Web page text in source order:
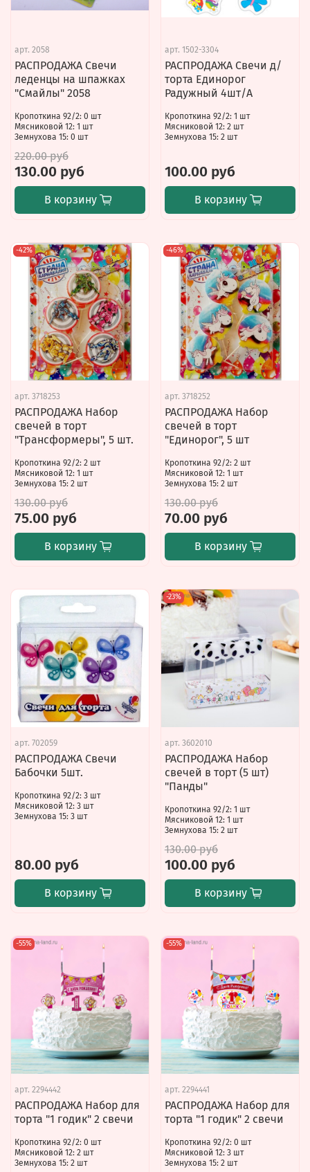
арт. 2058
РАСПРОДАЖА Свечи
леденцы на шпажках
"Смайлы" 2058
Кропоткина 92/2: 0 шт
Мясниковой 12: 1 шт
Земнухова 15: 0 шт
220.00 руб
130.00 руб
В корзину
арт. 1502-3304
РАСПРОДАЖА Свечи д/
торта Единорог
Радужный 4шт/A
Кропоткина 92/2: 1 шт
Мясниковой 12: 2 шт
Земнухова 15: 2 шт
100.00 руб
В корзину
-42%
арт. 3718253
РАСПРОДАЖА Набор
свечей в торт
"Трансформеры", 5 шт.
Кропоткина 92/2: 2 шт
Мясниковой 12: 1 шт
Земнухова 15: 2 шт
130.00 руб
75.00 руб
В корзину
-46%
арт. 3718252
РАСПРОДАЖА Набор
свечей в торт
"Единорог", 5 шт
Кропоткина 92/2: 2 шт
Мясниковой 12: 1 шт
Земнухова 15: 2 шт
130.00 руб
70.00 руб
В корзину
арт. 702059
РАСПРОДАЖА Свечи
Бабочки 5шт.
Кропоткина 92/2: 3 шт
Мясниковой 12: 3 шт
Земнухова 15: 3 шт
80.00 руб
В корзину
-23%
арт. 3602010
РАСПРОДАЖА Набор
свечей в торт (5 шт)
"Панды"
Кропоткина 92/2: 1 шт
Мясниковой 12: 1 шт
Земнухова 15: 2 шт
130.00 руб
100.00 руб
В корзину
-55%
арт. 2294442
РАСПРОДАЖА Набор для
торта "1 годик" 2 свечи
Кропоткина 92/2: 0 шт
Мясниковой 12: 2 шт
Земнухова 15: 2 шт
-55%
арт. 2294441
РАСПРОДАЖА Набор для
торта "1 годик" 2 свечи
Кропоткина 92/2: 0 шт
Мясниковой 12: 3 шт
Земнухова 15: 2 шт